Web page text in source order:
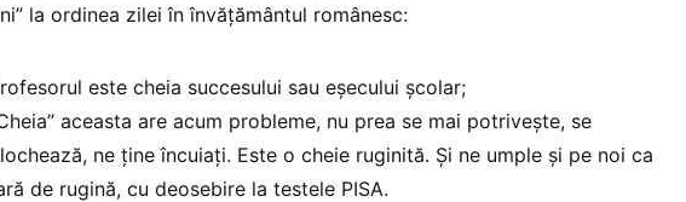
la ordinea zilei în învățământul românesc:
este cheia succesului sau eșecului școlar;
aceasta are acum probleme, nu prea se mai potrivește, se
ne ține încuiați. Este o cheie ruginită. Și ne umple și pe noi ca
de rugină, cu deosebire la testele PISA.